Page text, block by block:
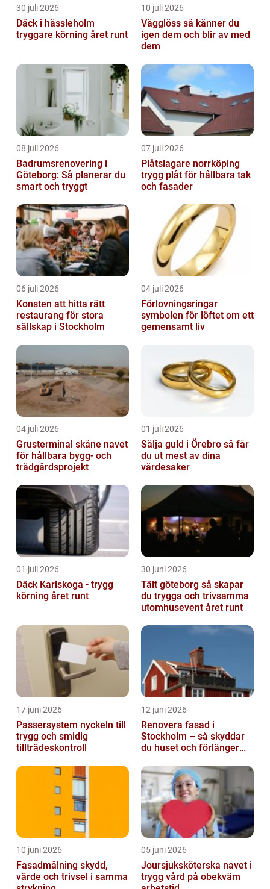
30 juli 2026
Däck i hässleholm
tryggare körning året runt
10 juli 2026
Vägglöss så känner du
igen dem och blir av med
dem
08 juli 2026
Badrumsrenovering i
Göteborg: Så planerar du
smart och tryggt
07 juli 2026
Plåtslagare norrköping
trygg plåt för hållbara tak
och fasader
06 juli 2026
Konsten att hitta rätt
restaurang för stora
sällskap i Stockholm
04 juli 2026
Förlovningsringar
symbolen för löftet om ett
gemensamt liv
04 juli 2026
Grusterminal skåne navet
för hållbara bygg- och
trädgårdsprojekt
01 juli 2026
Sälja guld i Örebro så får
du ut mest av dina
värdesaker
01 juli 2026
Däck Karlskoga - trygg
körning året runt
30 juni 2026
Tält göteborg så skapar
du trygga och trivsamma
utomhusevent året runt
17 juni 2026
Passersystem nyckeln till
trygg och smidig
tillträdeskontroll
12 juni 2026
Renovera fasad i
Stockholm – så skyddar
du huset och förlänger
10 juni 2026
Fasadmålning skydd,
värde och trivsel i samma
05 juni 2026
Joursjuksköterska navet i
trygg vård på obekväm